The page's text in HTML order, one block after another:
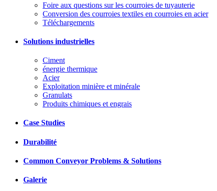
Foire aux questions sur les courroies de tuyauterie
Conversion des courroies textiles en courroies en acier
Téléchargements
Solutions industrielles
Ciment
énergie thermique
Acier
Exploitation minière et minérale
Granulats
Produits chimiques et engrais
Case Studies
Durabilité
Common Conveyor Problems & Solutions
Galerie